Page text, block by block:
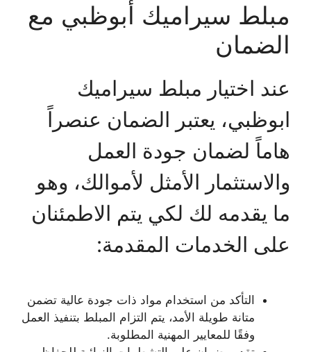
مبلط سيراميك أبوظبي مع
الضمان
عند اختيار مبلط سيراميك
ابوظبي، يعتبر الضمان عنصراً
هاماً لضمان جودة العمل
والاستثمار الأمثل لأموالك، وهو
ما يقدمه لك لكي يتم الاطمئنان
على الخدمات المقدمة:
التأكد من استخدام مواد ذات جودة عالية تضمن
متانة طويلة الأمد، يتم التزام المبلط بتنفيذ العمل
وفقًا للمعايير المهنية المطلوبة.